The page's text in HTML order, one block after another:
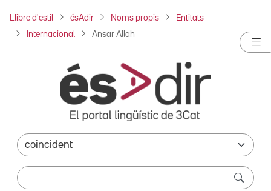
Llibre d'estil ésAdir Noms propis Entitats
Internacional Ansar Allah